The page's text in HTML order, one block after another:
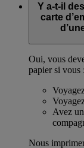
Y a-t-il
carte
Oui, vous
papier si vous :
Avez
Nous